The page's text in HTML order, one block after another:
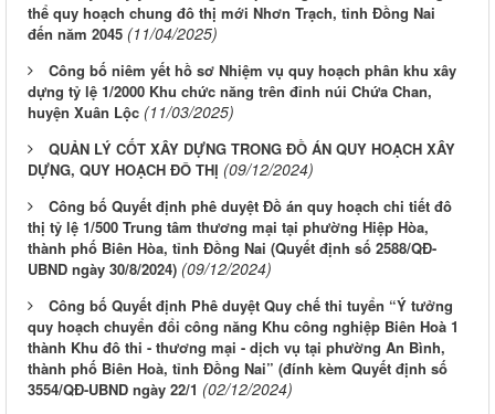
thể quy hoạch chung đô thị mới Nhơn Trạch, tỉnh Đồng Nai
đến năm 2045 (11/04/2025)
Công bố niêm yết hồ sơ Nhiệm vụ quy hoạch phân khu xây
dựng tỷ lệ 1/2000 Khu chức năng trên đỉnh núi Chứa Chan,
huyện Xuân Lộc (11/03/2025)
QUẢN LÝ CỐT XÂY DỰNG TRONG ĐỒ ÁN QUY HOẠCH XÂY
DỰNG, QUY HOẠCH ĐÔ THỊ (09/12/2024)
Công bố Quyết định phê duyệt Đồ án quy hoạch chi tiết đô
thị tỷ lệ 1/500 Trung tâm thương mại tại phường Hiệp Hòa,
thành phố Biên Hòa, tỉnh Đồng Nai (Quyết định số 2588/QĐ-
UBND ngày 30/8/2024) (09/12/2024)
Công bố Quyết định Phê duyệt Quy chế thi tuyển “Ý tưởng
quy hoạch chuyển đổi công năng Khu công nghiệp Biên Hoà 1
thành Khu đô thi - thương mại - dịch vụ tại phường An Bình,
thành phố Biên Hoà, tỉnh Đồng Nai” (đính kèm Quyết định số
3554/QĐ-UBND ngày 22/1 (02/12/2024)